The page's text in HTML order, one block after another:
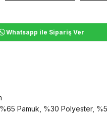
Whatsapp ile Sipariş Ver
Pamuk, %30 Polyester,